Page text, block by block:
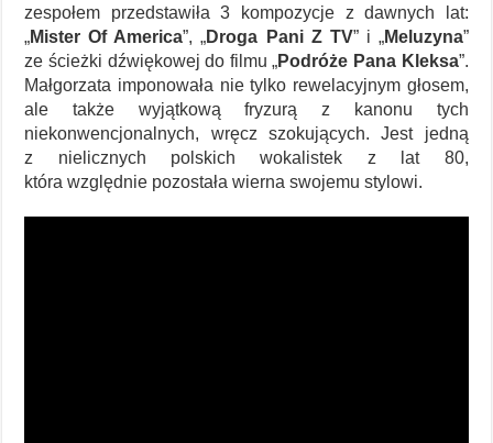
zespołem przedstawiła 3 kompozycje z dawnych lat:
„Mister Of America”, „Droga Pani Z TV” i „Meluzyna”
ze ścieżki dźwiękowej do filmu „Podróże Pana Kleksa”.
Małgorzata imponowała nie tylko rewelacyjnym głosem,
ale także wyjątkową fryzurą z kanonu tych
niekonwencjonalnych, wręcz szokujących. Jest jedną
z nielicznych polskich wokalistek z lat 80,
która względnie pozostała wierna swojemu stylowi.